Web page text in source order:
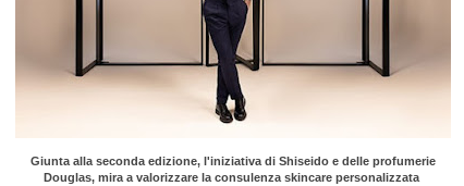
Giunta alla seconda edizione, l'iniziativa di Shiseido e delle profumerie
Douglas, mira a valorizzare la consulenza skincare personalizzata